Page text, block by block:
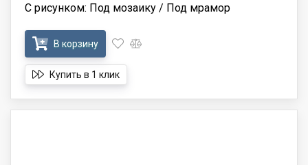
С рисунком: Под мозаику / Под мрамор
В корзину
Купить в 1 клик